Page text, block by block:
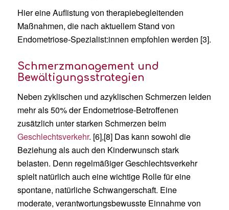
Hier eine Auflistung von therapiebegleitenden
Maßnahmen, die nach aktuellem Stand von
Endometriose-Spezialist:innen empfohlen werden [3].
Schmerzmanagement und
Bewältigungsstrategien
Neben zyklischen und azyklischen Schmerzen leiden
mehr als 50% der Endometriose-Betroffenen
zusätzlich unter starken Schmerzen beim
Geschlechtsverkehr. [6],[8] Das kann sowohl die
Beziehung als auch den Kinderwunsch stark
belasten. Denn regelmäßiger Geschlechtsverkehr
spielt natürlich auch eine wichtige Rolle für eine
spontane, natürliche Schwangerschaft. Eine
moderate, verantwortungsbewusste Einnahme von